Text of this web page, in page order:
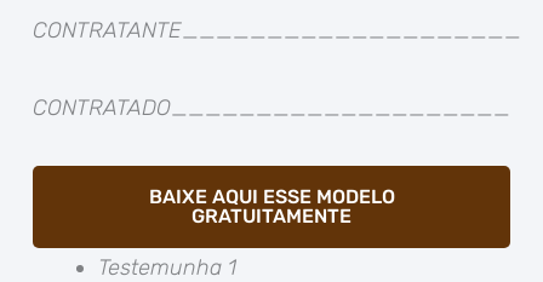
CONTRATANTE____________________
CONTRATADO____________________
BAIXE AQUI ESSE MODELO
GRATUITAMENTE
Testemunha 1